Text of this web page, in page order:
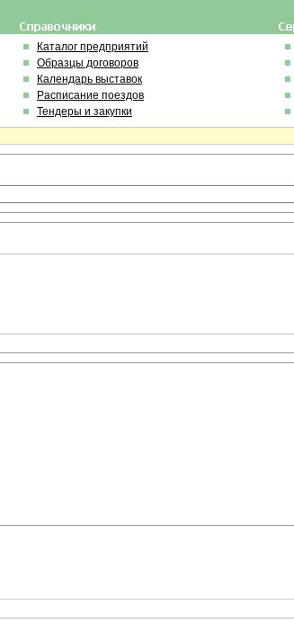
Каталог предприятий
Образцы договоров
Календарь выставок
Расписание поездов
Тендеры и закупки